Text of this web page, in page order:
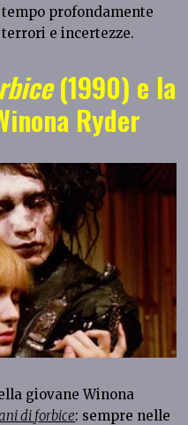
profondamente
e incertezze.
(1990) e la
Ryder
giovane Winona
di forbice: sempre nelle